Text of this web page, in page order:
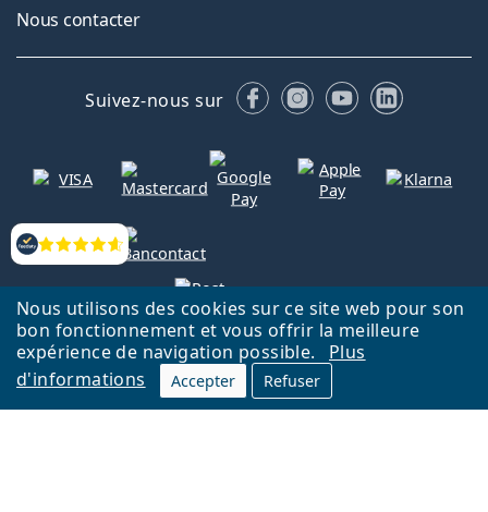
Nous utilisons des cookies sur ce site web pour son
bon fonctionnement et vous offrir la meilleure
expérience de navigation possible.
Plus
d'informations
Accepter Refuser
Évaluation
Nous contacter
Suivez-nous sur FacebookInstagram
YouTubeLinkedIn
Retour à la page d'accueil Haut
Lentiamo.be est géré et exploité par Lentiamo s.r.o., République